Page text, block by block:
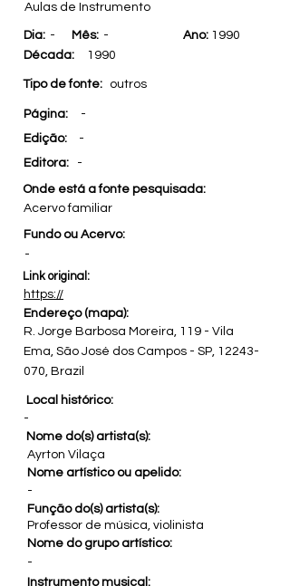
Aulas de Instrumento
Dia: - Mês: - Ano:1990
Década:
1990
Tipo de fonte: outros
Página:
-
Edição:
-
Editora:
-
Onde está a fonte pesquisada:
Acervo familiar
Fundo ou Acervo:
-
Link original:
https://
Endereço (mapa):
R. Jorge Barbosa Moreira, 119 - Vila
Ema, São José dos Campos - SP, 12243-
070, Brazil
Local histórico:
-
Nome do(s) artista(s):
Ayrton Vilaça
Nome artístico ou apelido:
-
Função do(s) artista(s):
Professor de música, violinista
Nome do grupo artístico:
-
Instrumento musical: